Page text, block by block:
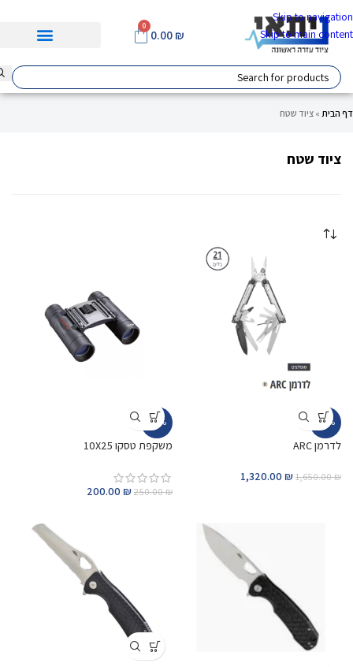
Skip to navigation
Skip to main content
0.00 ₪
0
דף הבית » ציוד שטח
ציוד שטח
-20%
לדרמן ARC
1,650.00₪
1,320.00 ₪
-20%
משקפת טסקו 10X25
250.00₪
200.00 ₪